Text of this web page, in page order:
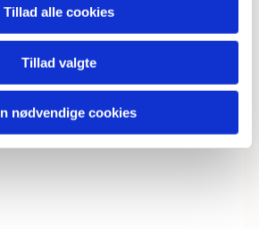
Tillad alle cookies
Tillad valgte
nødvendige cookies